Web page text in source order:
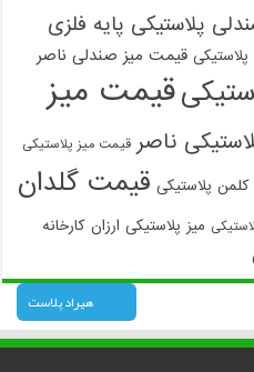
پلاستیکی پایه فلزی
قیمت میز صندلی ناصر
قیمت میز
ناصر قیمت میز پلاستیکی
پلاستیکی قیمت گلدان
میز پلاستیکی ارزان کارخانه
هیراد پلاست